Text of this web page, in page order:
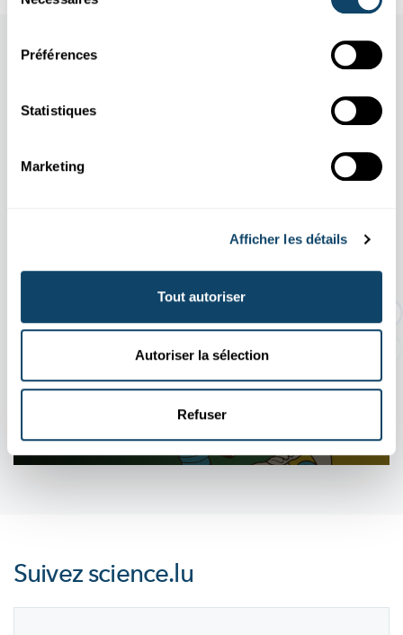
Préférences
Statistiques
Marketing
Afficher les détails
Tout autoriser
Autoriser la sélection
Refuser
Other scientific events
Tous les événements
EXPO TEMPORAIRE : Une histoire d'or
Suivezscience.lu